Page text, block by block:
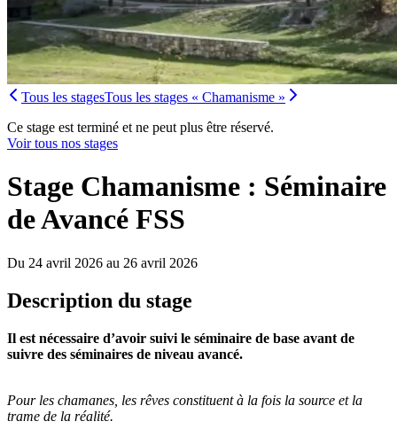
Tous les stagesTous les stages « Chamanisme »
Ce stage est terminé et ne peut plus être réservé.
Voir tous nos stages
Stage Chamanisme : Séminaire
de Avancé FSS
Du 24 avril 2026 au 26 avril 2026
Description du stage
Il est nécessaire d’avoir suivi le séminaire de base avant de
suivre des séminaires de niveau avancé.
Pour les chamanes, les rêves constituent à la fois la source et la
trame de la réalité.